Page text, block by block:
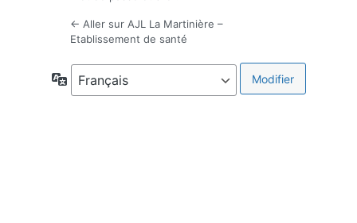
← Aller sur AJL La Martinière –
Etablissement de santé
Langue